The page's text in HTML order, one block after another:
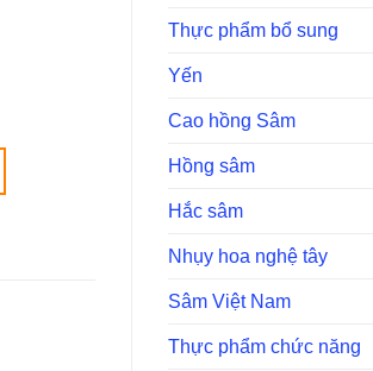
Thực phẩm bổ sung
Yến
Cao hồng Sâm
Hồng sâm
Hắc sâm
Nhụy hoa nghệ tây
Sâm Việt Nam
Thực phẩm chức năng